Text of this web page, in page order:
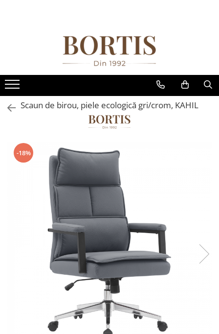
Fotolii balansoar/relaxante
Canapele
Coltare/canapele in L
Comode
Comode lux-ultramoderne
Comode stil clasic/rustic
Fotolii
Fotolii extensibile
Masute de cafea
Mese sufragerie/dining
Rafturi/ etajere carti
Scaune living/dining
Set mobilier Living
Seturi masa +scaune dining
Chiuvete bucatarie
Scaun de birou, piele ecologică gri/crom, KAHIL
-18%